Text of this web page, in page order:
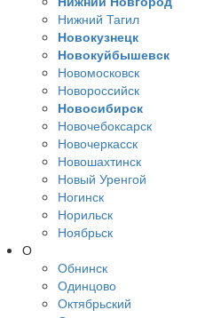
Нижний Тагил
Новокузнецк
Новокуйбышевск
Новомосковск
Новороссийск
Новосибирск
Новочебоксарск
Новочеркасск
Новошахтинск
Новый Уренгой
Ногинск
Норильск
Ноябрьск
О
Обнинск
Одинцово
Октябрьский